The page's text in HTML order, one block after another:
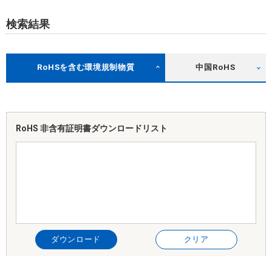
検索結果
RoHSを含む環境規制物質 中国RoHS
RoHS 非含有証明書ダウンロードリスト
ダウンロード クリア